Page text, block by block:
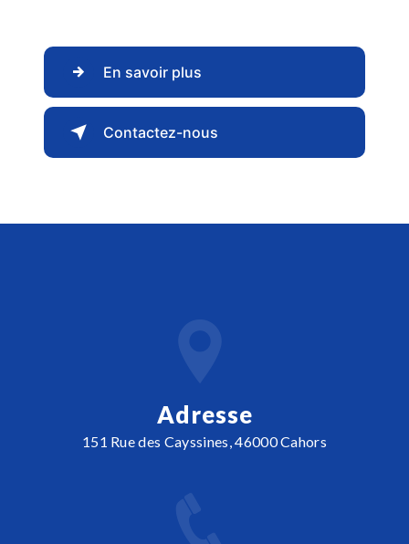
En savoir plus
Contactez-nous
Adresse
151 Rue des Cayssines, 46000 Cahors